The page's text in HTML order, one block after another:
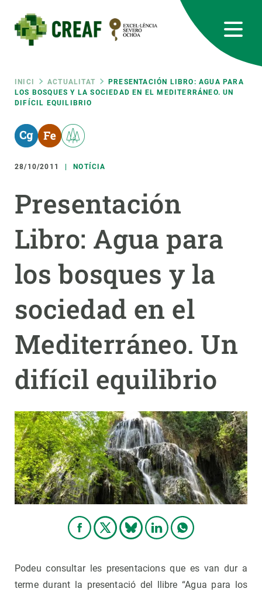
contingut
Fil
d'ariadna
INICI ACTUALITAT
PRESENTACIÓN LIBRO: AGUA PARA
LOS BOSQUES Y LA SOCIEDAD EN EL MEDITERRÁNEO. UN
DIFÍCIL EQUILIBRIO
28/10/2011 NOTÍCIA
Presentación
Libro: Agua para
los bosques y la
sociedad en el
Mediterráneo. Un
difícil equilibrio
Podeu consultar les presentacions que es van dur a
terme durant la presentació del llibre “Agua para los
RRSS
Featured
responsive
Responsive
menu
RECERCA
CIÈNCIA EN ACCIÓ
NOTÍCIES I AGENDA